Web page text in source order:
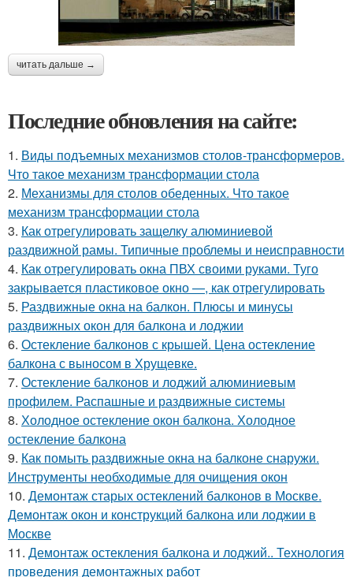
читать дальше →
Последние обновления на сайте:
1. Виды подъемных механизмов столов-трансформеров.
Что такое механизм трансформации стола
2. Механизмы для столов обеденных. Что такое
механизм трансформации стола
3. Как отрегулировать защелку алюминиевой
раздвижной рамы. Типичные проблемы и неисправности
4. Как отрегулировать окна ПВХ своими руками. Туго
закрывается пластиковое окно —, как отрегулировать
5. Раздвижные окна на балкон. Плюсы и минусы
раздвижных окон для балкона и лоджии
6. Остекление балконов с крышей. Цена остекление
балкона с выносом в Хрущевке.
7. Остекление балконов и лоджий алюминиевым
профилем. Распашные и раздвижные системы
8. Холодное остекление окон балкона. Холодное
остекление балкона
9. Как помыть раздвижные окна на балконе снаружи.
Инструменты необходимые для очищения окон
10. Демонтаж старых остеклений балконов в Москве.
Демонтаж окон и конструкций балкона или лоджии в
Москве
11. Демонтаж остекления балкона и лоджий.. Технология
проведения демонтажных работ